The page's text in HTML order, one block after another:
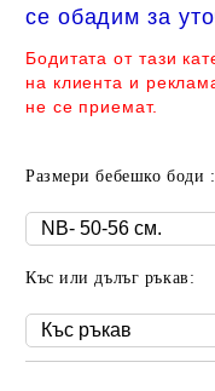
се обадим за
Бодитата от тази
на клиента и
не се приемат.
Размери бебешко боди :
Къс или дълъг ръкав: